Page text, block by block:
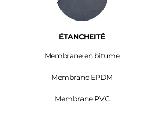
ÉTANCHEITÉ
Membrane en bitume
Membrane EPDM
Membrane PVC